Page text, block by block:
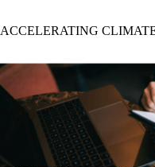
ACCELERATING